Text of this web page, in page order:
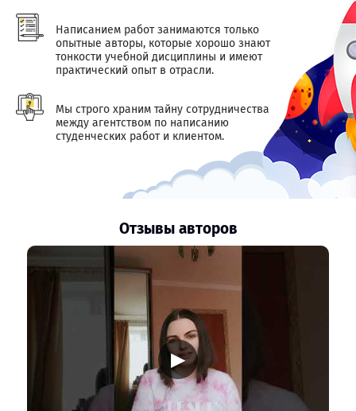
Написанием работ занимаются только
опытные авторы, которые хорошо знают
тонкости учебной дисциплины и имеют
практический опыт в отрасли.
Мы строго храним тайну сотрудничества
между агентством по написанию
студенческих работ и клиентом.
Отзывы авторов
▶